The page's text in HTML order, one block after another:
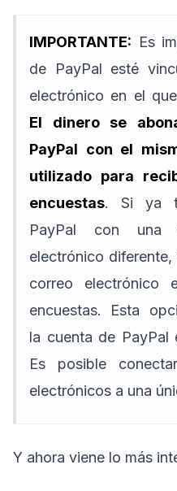
IMPORTANTE: Es
de PayPal esté
electrónico en el
El dinero se
PayPal con el
utilizado para
encuestas. Si ya
PayPal con una
electrónico
correo electrónico
encuestas. Esta
la cuenta de PayPal
Es posible
electrónicos a una
Y ahora viene lo más